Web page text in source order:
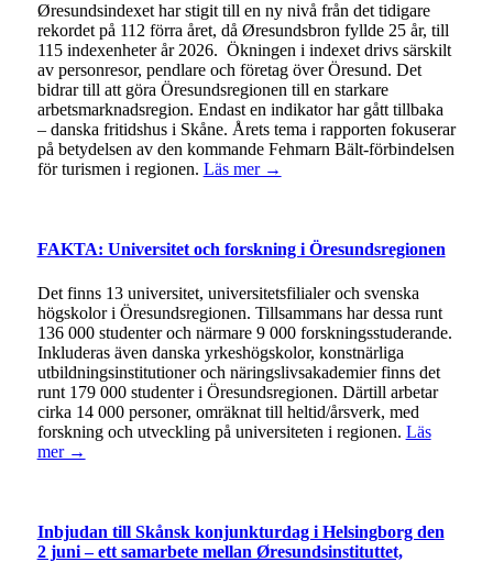
Øresundsindexet har stigit till en ny nivå från det tidigare
rekordet på 112 förra året, då Øresundsbron fyllde 25 år, till
115 indexenheter år 2026. Ökningen i indexet drivs särskilt
av personresor, pendlare och företag över Öresund. Det
bidrar till att göra Öresundsregionen till en starkare
arbetsmarknadsregion. Endast en indikator har gått tillbaka
– danska fritidshus i Skåne. Årets tema i rapporten fokuserar
på betydelsen av den kommande Fehmarn Bält-förbindelsen
för turismen i regionen. Läs mer →
FAKTA: Universitet och forskning i Öresundsregionen
Det finns 13 universitet, universitetsfilialer och svenska
högskolor i Öresundsregionen. Tillsammans har dessa runt
136 000 studenter och närmare 9 000 forskningsstuderande.
Inkluderas även danska yrkeshögskolor, konstnärliga
utbildningsinstitutioner och näringslivsakademier finns det
runt 179 000 studenter i Öresundsregionen. Därtill arbetar
cirka 14 000 personer, omräknat till heltid/årsverk, med
forskning och utveckling på universiteten i regionen. Läs
mer →
Inbjudan till Skånsk konjunkturdag i Helsingborg den
2 juni – ett samarbete mellan Øresundsinstituttet,